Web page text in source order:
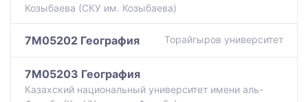
Козыбаева (СКУ им. Козыбаева)
7M05202 География Торайгыров университет
7M05203 География
Казахский национальный университет имени аль-